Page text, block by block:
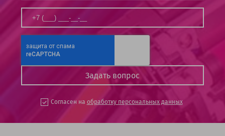
Согласен на обработку персональных данных